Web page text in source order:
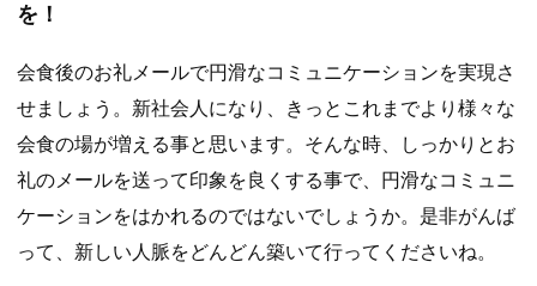
を！
会食後のお礼メールで円滑なコミュニケーションを実現さ
せましょう。新社会人になり、きっとこれまでより様々な
会食の場が増える事と思います。そんな時、しっかりとお
礼のメールを送って印象を良くする事で、円滑なコミュニ
ケーションをはかれるのではないでしょうか。是非がんば
って、新しい人脈をどんどん築いて行ってくださいね。